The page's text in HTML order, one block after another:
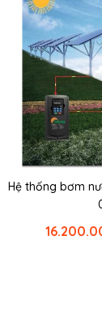
Hệ thống bơm